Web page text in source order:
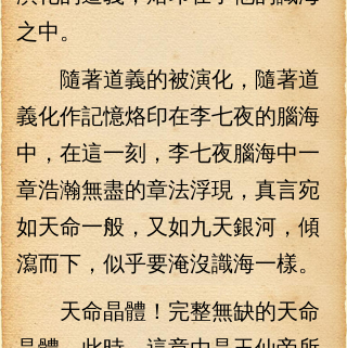
之中。
隨著道義的被演化，隨著道
義化作記憶烙印在李七夜的腦海
中，在這一刻，李七夜腦海中一
章浩瀚無盡的章法浮現，真言宛
如天命一般，又如九天銀河，傾
瀉而下，似乎要淹沒識海一樣。
天命晶體！完整無缺的天命